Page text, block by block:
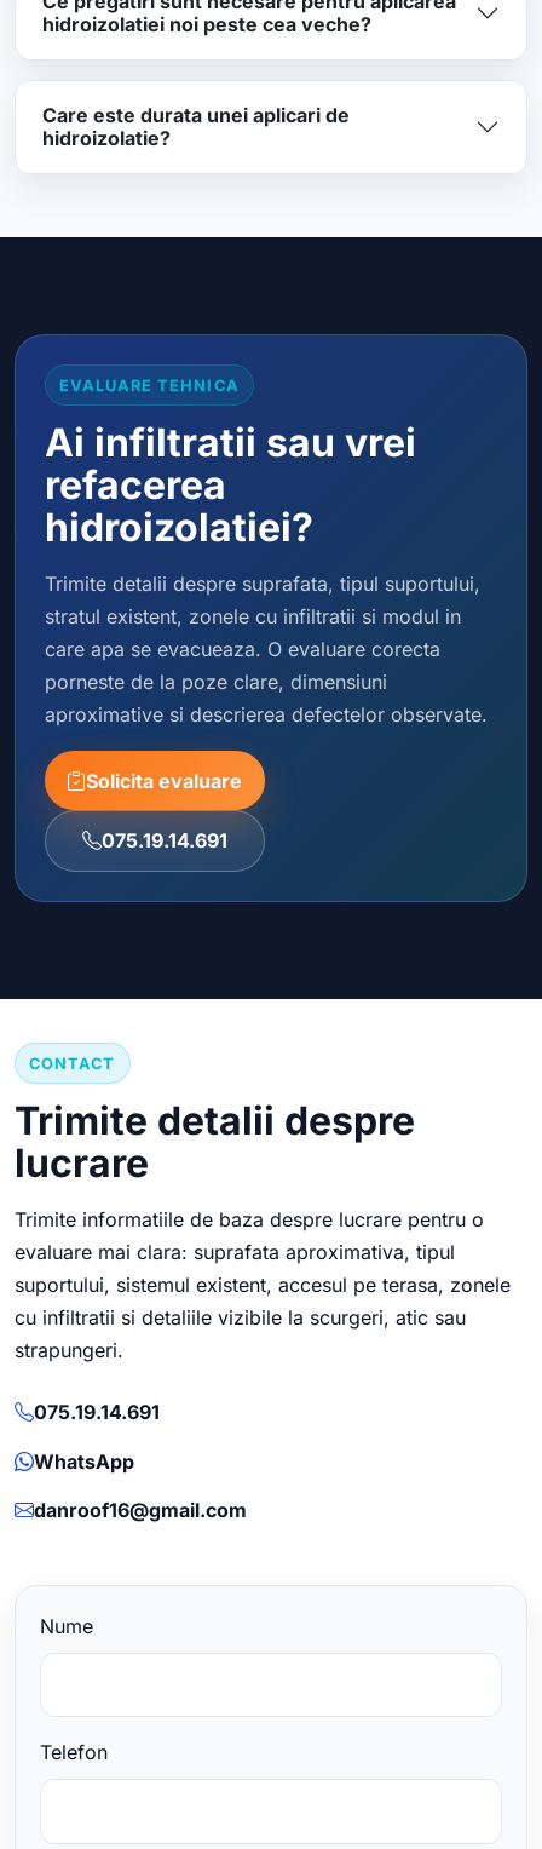
hidroizolatiei noi peste cea veche?
Care este durata unei aplicari de
hidroizolatie?
EVALUARE TEHNICA
Ai infiltratii sau vrei
refacerea
hidroizolatiei?
Trimite detalii despre suprafata, tipul suportului,
stratul existent, zonele cu infiltratii si modul in
care apa se evacueaza. O evaluare corecta
porneste de la poze clare, dimensiuni
aproximative si descrierea defectelor observate.
Solicita evaluare
075.19.14.691
CONTACT
Trimite detalii despre
lucrare
Trimite informatiile de baza despre lucrare pentru o
evaluare mai clara: suprafata aproximativa, tipul
suportului, sistemul existent, accesul pe terasa, zonele
cu infiltratii si detaliile vizibile la scurgeri, atic sau
strapungeri.
075.19.14.691
WhatsApp
danroof16@gmail.com
Nume
Telefon